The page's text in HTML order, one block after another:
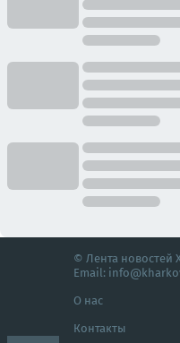
© Лента новостей
Email:
О нас
Контакты